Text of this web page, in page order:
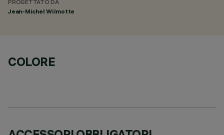
PROGETTATO DA
Jean-Michel Wilmotte
COLORE